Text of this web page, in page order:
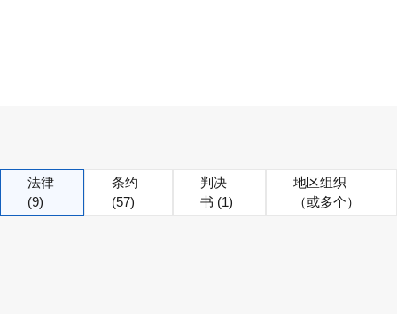
法律
(9)
条约
(57)
判决
书 (1)
地区组织
（或多个）